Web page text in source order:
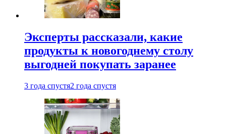
Эксперты рассказали, какие
продукты к новогоднему столу
выгодней покупать заранее
3 года спустя2 года спустя